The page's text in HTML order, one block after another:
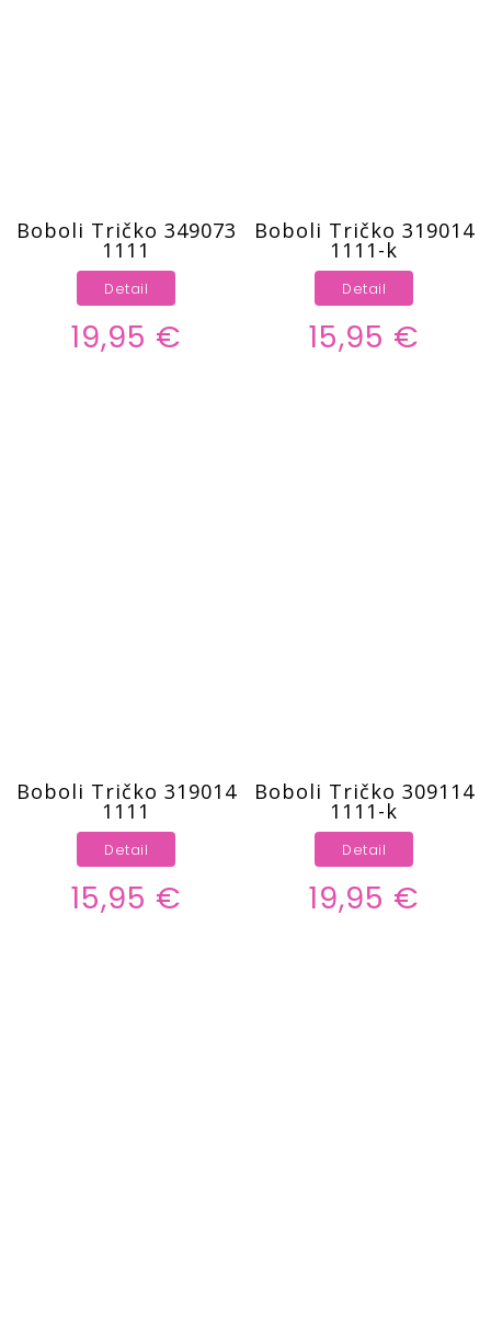
Boboli Tričko 349073
1111
19,95 €
Detail
Boboli Tričko 319014
1111-k
15,95 €
Detail
Boboli Tričko 319014
1111
15,95 €
Detail
Boboli Tričko 309114
1111-k
19,95 €
Detail